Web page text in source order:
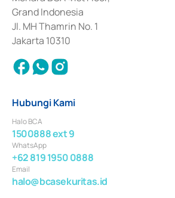
Surat Berharga Komersial yang izinnya diterbitkan
Grand Indonesia
Jl. MH Thamrin No. 1
Jakarta 10310
Hubungi Kami
Halo BCA
1500888 ext 9
WhatsApp
+62 819 1950 0888
Email
halo@bcasekuritas.id